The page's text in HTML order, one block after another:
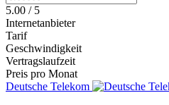
5.00 / 5
Internetanbieter
Tarif
Geschwindigkeit
Vertragslaufzeit
Preis pro Monat
Deutsche Telekom